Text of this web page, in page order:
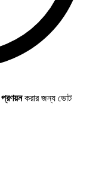
প্রণয়নকরার জন্য ভোট